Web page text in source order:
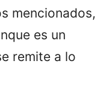
mencionados,
es un
remite a lo